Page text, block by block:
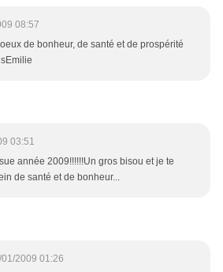
08:57
de bonheur, de santé et de prospérité
03:51
année 2009!!!!!!Un gros bisou et je te
de santé et de bonheur...
2009 01:26